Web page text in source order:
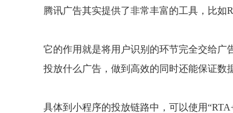
腾讯广告其实提供了非常丰富的工具，比如
它的作用就是将用户识别的环节完全交给广
投放什么广告，做到高效的同时还能保证数
具体到小程序的投放链路中，可以使用